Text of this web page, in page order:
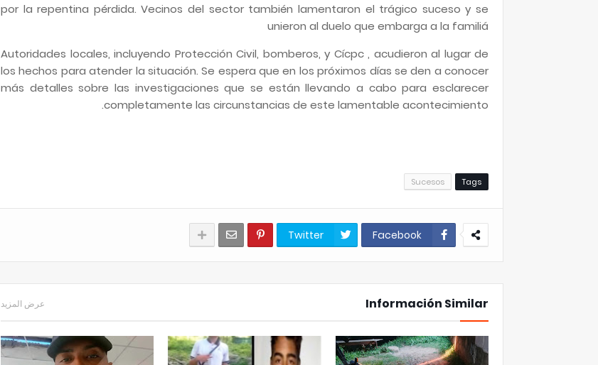
por la repentina pérdida. Vecinos del sector también lamentaron el trágico suceso y se
unieron al duelo que embarga a la familiá
Autoridades locales, incluyendo Protección Civil, bomberos, y Cícpc , acudieron al lugar de
los hechos para atender la situación. Se espera que en los próximos días se den a conocer
más detalles sobre las investigaciones que se están llevando a cabo para esclarecer
completamente las circunstancias de este lamentable acontecimiento.
Tags
Sucesos
Facebook
Twitter
Información Similar عرض المزيد